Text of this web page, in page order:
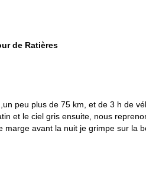
de Ratières
peu plus de 75 km, et de 3 h de
et le ciel gris ensuite, nous
marge avant la nuit je grimpe sur la